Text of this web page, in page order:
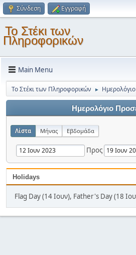
Σύνδεση Εγγραφή
Το Στέκι των
Πληροφορικών
Main Menu
Το Στέκι των Πληροφορικών ► Ημερολόγιο
Ημερολόγιο
Λίστα Μήνας Εβδομάδα
Προς
Holidays
Flag Day (14 Ιουν), Father's Day (18